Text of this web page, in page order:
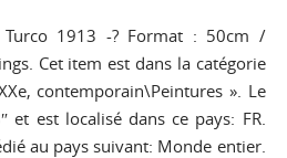
Turco 1913 -? Format : 50cm /
Cet item est dans la catégorie
contemporain\Peintures ». Le
et est localisé dans ce pays: FR.
au pays suivant: Monde entier.